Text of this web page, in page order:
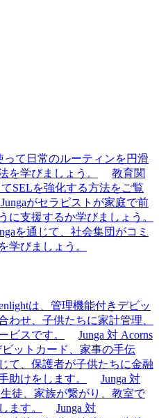
って日常のルーティンを円滑
を学びましょう。
教育関
SELを強化する方法をご覧
Jungaがセラピストが家庭で前
に支援するか学びましょう。
を通じて、社会集団がコミ
学びましょう。
は、管理機能付きデビッ
わせ、子供たちに家計管理、
ビスです。
Junga 対 Acorns
ットカード、家事の手伝
て、保護者が子供たちに金融
助けをします。
Junga 対
徒、家族が繋がり、教室で
ます。
Junga 対